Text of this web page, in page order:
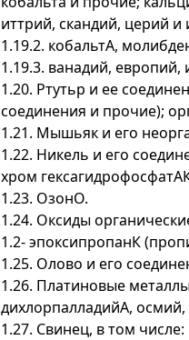
иттрий, скандий, церий и
1.19.2. кобальтА,
1.19.3. ванадий,
1.20. Ртутьр и ее
соединения и прочие);
1.21. Мышьяк и его
1.22. Никель и его
хром
1.23. ОзонО.
1.24. Оксиды
1.2- эпоксипропанК
1.25. Олово и его
1.26. Платиновые
дихлорпалладийА,
1.27. Свинец, в том числе: